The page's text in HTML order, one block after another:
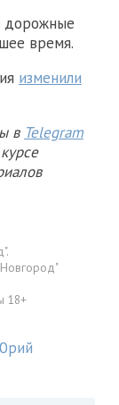
дорожные
время.
изменили
в Telegram
18+